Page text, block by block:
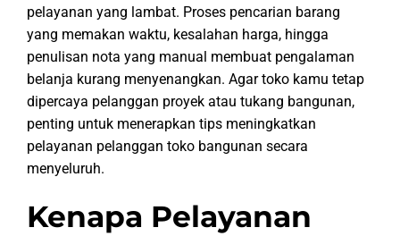
pelayanan yang lambat. Proses pencarian barang
yang memakan waktu, kesalahan harga, hingga
penulisan nota yang manual membuat pengalaman
belanja kurang menyenangkan. Agar toko kamu tetap
dipercaya pelanggan proyek atau tukang bangunan,
penting untuk menerapkan tips meningkatkan
pelayanan pelanggan toko bangunan secara
menyeluruh.
Kenapa Pelayanan